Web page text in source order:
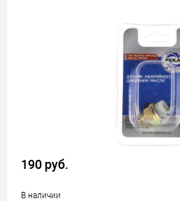
190 руб.
В наличии